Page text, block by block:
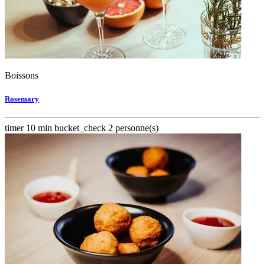
Boissons
Rosemary
timer10 min bucket_check 2 personne(s)